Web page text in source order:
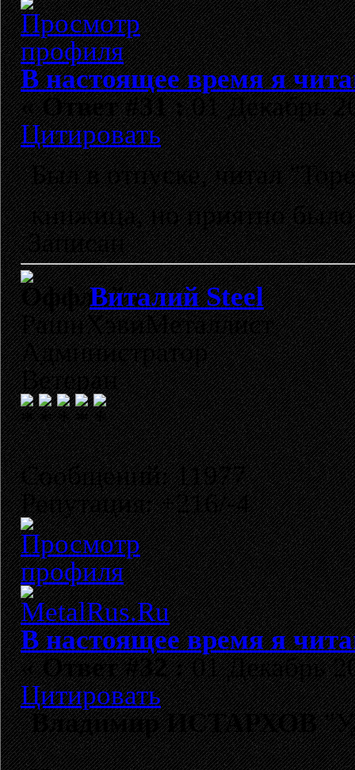
В настоящее время я
«Ответ #31 :01 Декабрь
Цитировать
Был в отпуске, читал
книжица, но приятно
Записан
Виталий Steel
РашнХэвиМеталлист
Администратор
Ветеран
Сообщений: 11977
Репутация: +216/-4
В настоящее время я
«Ответ #32 :01 Декабрь
Цитировать
Владимир ИСТАРХОВ